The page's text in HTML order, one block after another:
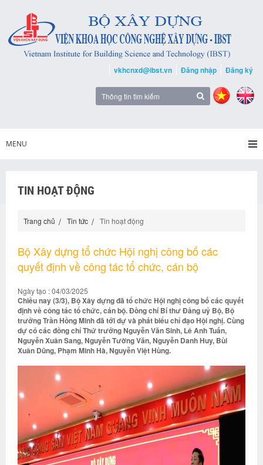
vkhcnxd@ibst.vn Đăng nhập Đăng ký
MENU
TIN HOẠT ĐỘNG
Trang chủ Tin tức Tin hoạt động
Bộ Xây dựng tổ chức Hội nghị công bố các
quyết định về công tác tổ chức, cán bộ
Ngày tạo : 04/03/2025
Chiều nay (3/3), Bộ Xây dựng đã tổ chức Hội nghị công bố các quyết
định về công tác tổ chức, cán bộ. Đồng chí Bí thư Đảng uỷ Bộ, Bộ
trưởng Trần Hồng Minh đã tới dự và phát biểu chỉ đạo Hội nghị. Cùng
dự có các đồng chí Thứ trưởng Nguyễn Văn Sinh, Lê Anh Tuấn,
Nguyễn Xuân Sang, Nguyễn Tường Văn, Nguyễn Danh Huy, Bùi
Xuân Dũng, Phạm Minh Hà, Nguyễn Việt Hùng.